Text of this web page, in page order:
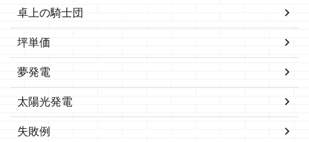
卓上の騎士団
坪単価
夢発電
太陽光発電
失敗例